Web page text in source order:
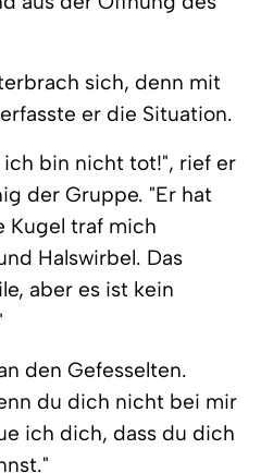
sich, denn mit
er die Situation.
bin nicht tot!", rief er
der Gruppe. "Er hat
Kugel traf mich
Halswirbel. Das
aber es ist kein
den Gefesselten.
du dich nicht bei mir
ich dich, dass du dich